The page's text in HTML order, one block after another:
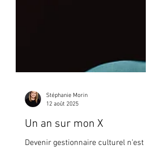
Stéphanie Morin